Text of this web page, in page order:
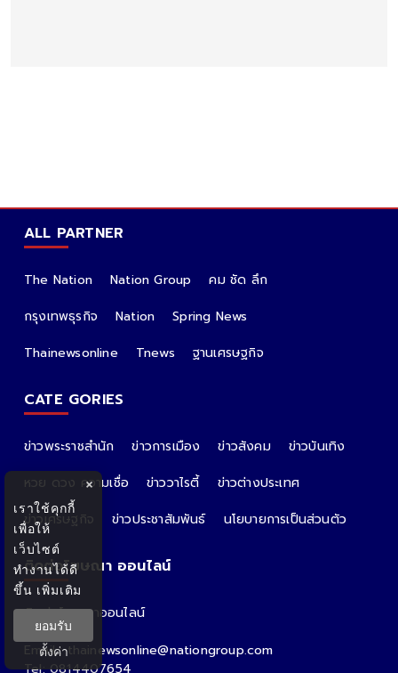
ALL PARTNER
The Nation Nation Group
คม ชัด ลึก
กรุงเทพธุรกิจ
Nation
Spring News
Thainewsonline
Tnews ฐานเศรษฐกิจ
CATE GORIES
ข่าวพระราชสำนัก ข่าวการเมือง ข่าวสังคม
ข่าวบันเทิง
หวย ดวง ความเชื่อ
ข่าววาไรตี้
ข่าวต่างประเทศ
ข่าวเศรษฐกิจ
ข่าวประชาสัมพันธ์ นโยบายการเป็นส่วนตัว
ติดต่อโฆษณา ออนไลน์
ติดต่อโฆษณาออนไลน์
คุณอ้อ
Email : thainewsonline@nationgroup.com
Tel: 0814407654
×
เราใช้คุกกี้
เพื่อให้
เว็บไซต์
ทำงานได้ดี
ขึ้น เพิ่มเติม
ยอมรับ
ตั้งค่า